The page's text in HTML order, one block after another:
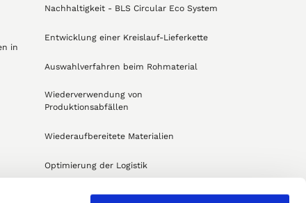
in
Nachhaltigkeit - BLS Circular Eco System
Entwicklung einer Kreislauf-Lieferkette
Auswahlverfahren beim Rohmaterial
Wiederverwendung von
Produktionsabfällen
Wiederaufbereitete Materialien
Optimierung der Logistik